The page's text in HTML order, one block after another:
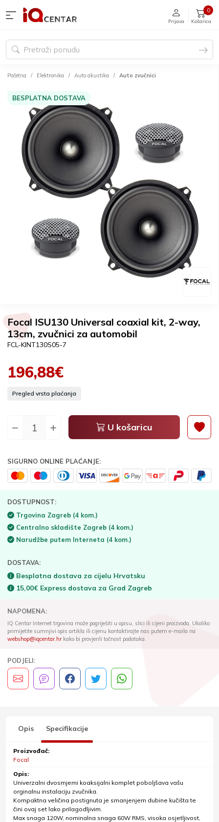
Prijava Košarica
0
Početna Elektronika Auto akustika Auto zvučnici
BESPLATNA DOSTAVA
Focal ISU130 Universal coaxial kit, 2-way,
13cm, zvučnici za automobil
FCL-KINT130S05-7
196,88€
Pregled vrsta plaćanja
U košaricu
SIGURNO ONLINE PLAĆANJE:
DOSTUPNOST:
Trgovina Zagreb (4 kom.)
Centralno skladište Zagreb (4 kom.)
Narudžbe putem Interneta (4 kom.)
DOSTAVA:
Besplatna dostava za cijelu Hrvatsku
15,00€ Express dostava za Grad Zagreb
NAPOMENA:
IQ Centar Internet trgovina može pogriješiti u opisu, slici ili cijeni proizvoda. Ukoliko
primijetite sumnjivi opis artikla ili cijenu kontaktirajte nas putem e-maila na
webshop@iqcentar.hrkako bi provjerili točnost podataka.
PODJELI:
Opis Specifikacije
Proizvođač:
Focal
Opis:
Univerzalni dvosmjerni koaksijalni komplet poboljšava vašu
orginalnu instalaciju zvučnika.
Kompaktna veličina postignuta je smanjenjem dubine kučišta te
čini ovaj set lako prilagodljivim.
Max snaga 120W, nominalna snaga 60W RMS, visoka osjetljivost,